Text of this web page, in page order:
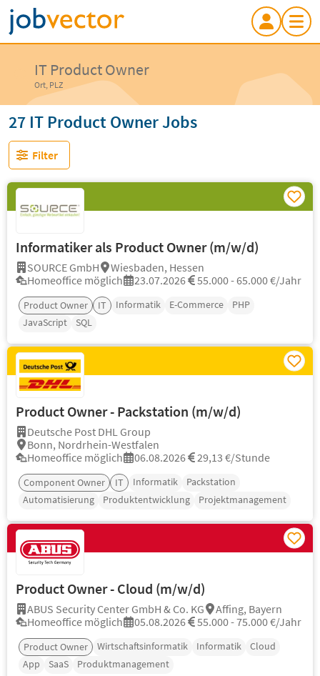
IT Product Owner
Ort, PLZ
27 IT Product Owner Jobs
Filter
Informatiker als Product Owner (m/w/d)
SOURCE GmbH
Wiesbaden, Hessen
Homeoffice möglich
23.07.2026 55.000 - 65.000 €/Jahr
Product Owner IT Informatik E-Commerce
PHP
JavaScript
SQL
Product Owner - Packstation (m/w/d)
Deutsche Post DHL Group
Bonn, Nordrhein-Westfalen
Homeoffice möglich
06.08.2026 29,13 €/Stunde
Component Owner IT Informatik
Packstation
Automatisierung
Produktentwicklung Projektmanagement
Product Owner - Cloud (m/w/d)
ABUS Security Center GmbH & Co. KG
Affing, Bayern
Homeoffice möglich
05.08.2026 55.000 - 75.000 €/Jahr
Product Owner Wirtschaftsinformatik Informatik
Cloud
App
SaaS Produktmanagement